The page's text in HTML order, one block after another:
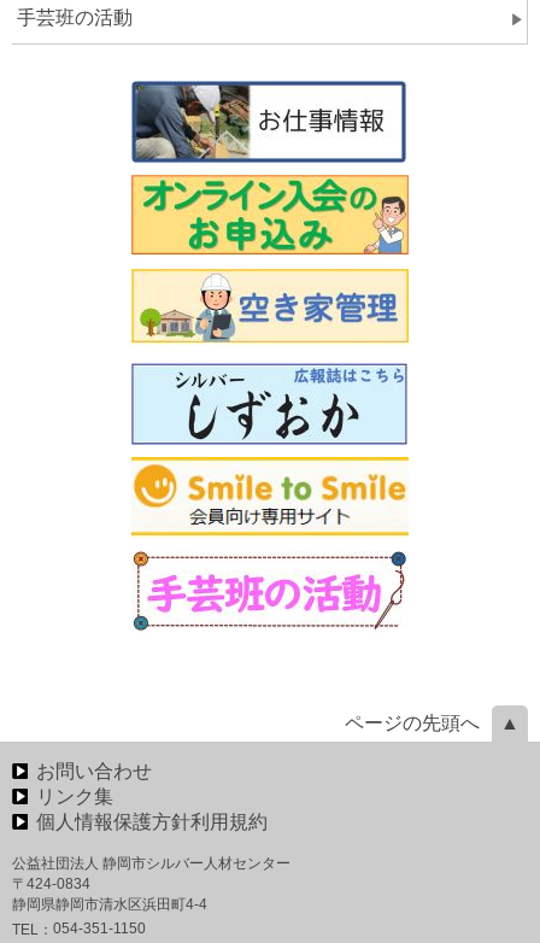
手芸班の活動
ページの先頭へ
お問い合わせ
リンク集
個人情報保護方針利用規約
公益社団法人 静岡市シルバー人材センター
〒424-0834
静岡県静岡市清水区浜田町4-4
TEL： 054-351-1150